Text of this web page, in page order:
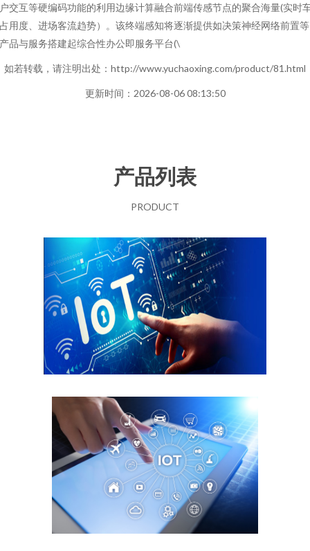
交互等硬编码功能的利用边缘计算融合前端传感节点的聚合海量(实时
用度、进场客流趋势）。该终端感知将逐渐提供如决策神经网络前置
品与服务搭建起综合性办公即服务平台(\
如若转载，请注明出处：http://www.yuchaoxing.com/product/81.html
更新时间：2026-08-06 08:13:50
产品列表
PRODUCT